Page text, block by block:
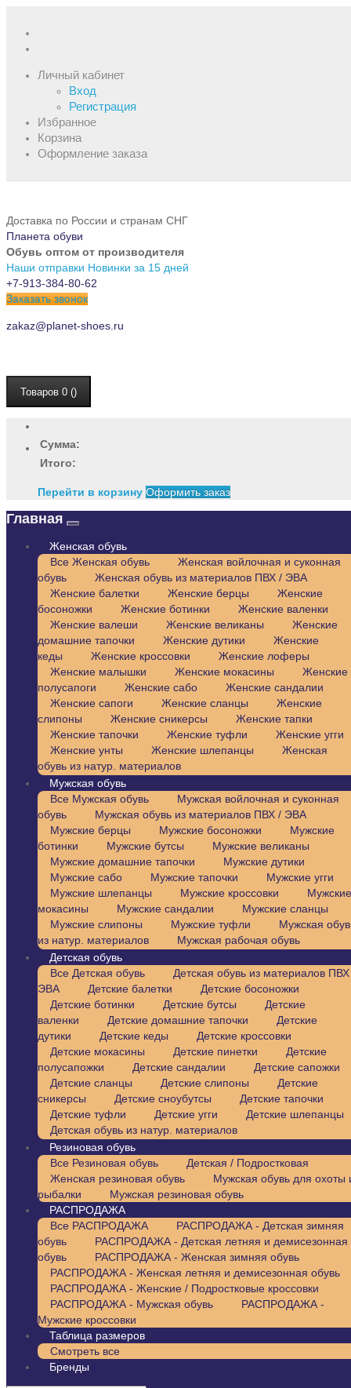
Личный кабинет
Вход
Регистрация
Избранное
Корзина
Оформление заказа
Доставка по России и странам СНГ
Планета обуви
Обувь оптом от производителя
Наши отправки Новинки за 15 дней
+7-913-384-80-62
Заказать звонок
zakaz@planet-shoes.ru
Товаров 0 ()
Сумма:
Итого:
Перейти в корзину Оформить заказ
Главная
Женская обувь
Все Женская обувь
Женская войлочная и суконная
обувь
Женская обувь из материалов ПВХ / ЭВА
Женские балетки
Женские берцы
Женские
босоножки
Женские ботинки
Женские валенки
Женские валеши
Женские великаны
Женские
домашние тапочки
Женские дутики
Женские
кеды
Женские кроссовки
Женские лоферы
Женские малышки
Женские мокасины
Женские
полусапоги
Женские сабо
Женские сандалии
Женские сапоги
Женские сланцы
Женские
слипоны
Женские сникерсы
Женские тапки
Женские тапочки
Женские туфли
Женские угги
Женские унты
Женские шлепанцы
Женская
обувь из натур. материалов
Мужская обувь
Все Мужская обувь
Мужская войлочная и суконная
обувь
Мужская обувь из материалов ПВХ / ЭВА
Мужские берцы
Мужские босоножки
Мужские
ботинки
Мужские бутсы
Мужские великаны
Мужские домашние тапочки
Мужские дутики
Мужские сабо
Мужские тапочки
Мужские угги
Мужские шлепанцы
Мужские кроссовки
Мужские
мокасины
Мужские сандалии
Мужские сланцы
Мужские слипоны
Мужские туфли
Мужская
из натур. материалов
Мужская рабочая обувь
Детская обувь
Все Детская обувь
Детская обувь из материалов
ЭВА
Детские балетки
Детские босоножки
Детские ботинки
Детские бутсы
Детские
валенки
Детские домашние тапочки
Детские
дутики
Детские кеды
Детские кроссовки
Детские мокасины
Детские пинетки
Детские
полусапожки
Детские сандалии
Детские сапожки
Детские сланцы
Детские слипоны
Детские
сникерсы
Детские сноубутсы
Детские тапочки
Детские туфли
Детские угги
Детские шлепанцы
Детская обувь из натур. материалов
Резиновая обувь
Все Резиновая обувь
Детская / Подростковая
Женская резиновая обувь
Мужская обувь для охоты
рыбалки
Мужская резиновая обувь
РАСПРОДАЖА
Все РАСПРОДАЖА
РАСПРОДАЖА - Детская зимняя
обувь
РАСПРОДАЖА - Детская летняя и демисезонная
обувь
РАСПРОДАЖА - Женская зимняя обувь
РАСПРОДАЖА - Женская летняя и демисезонная обувь
РАСПРОДАЖА - Женские / Подростковые кроссовки
РАСПРОДАЖА - Мужская обувь
РАСПРОДАЖА -
Мужские кроссовки
Таблица размеров
Смотреть все
Бренды